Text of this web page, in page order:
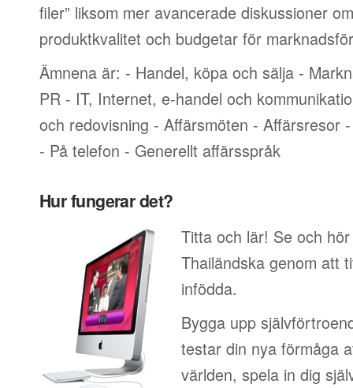
filer” liksom mer avancerade diskussioner
produktkvalitet och budgetar för
Ämnena är: - Handel, köpa och sälja -
PR - IT, Internet, e-handel och
och redovisning - Affärsmöten - Affärsresor
- På telefon - Generellt affärsspråk
Hur fungerar det?
Titta och lär! Se och
Thailändska genom att
infödda.
Bygga upp
testar din nya förmåga
världen, spela in dig